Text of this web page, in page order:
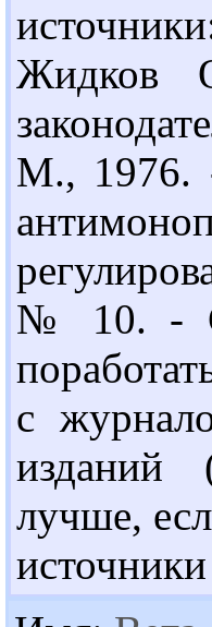
Жидков
М., 1976.
№ 10. -
с
изданий
лучше,